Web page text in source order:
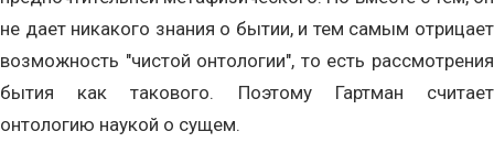
не дает никакого знания о бытии, и тем самым отрицает
возможность "чистой онтологии", то есть рассмотрения
бытия как такового. Поэтому Гартман считает
онтологию наукой о сущем.